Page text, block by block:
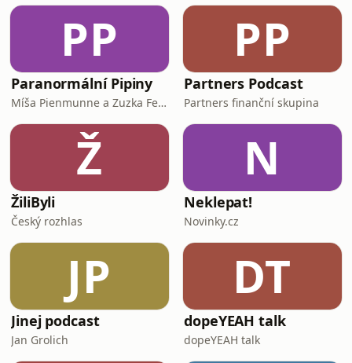
myšlení v angličtině- proč jsou krátké
fráze silnější než složité věty- jak
trénovat angličtinu bě
PP
Paranormální Pipiny
Míša Pienmunne a Zuzka Fejfarová
PP
Partners Podcast
Partners finanční skupina
Ž
ŽiliByli
Český rozhlas
N
Neklepat!
Novinky.cz
JP
Jinej podcast
Jan Grolich
DT
dopeYEAH talk
dopeYEAH talk